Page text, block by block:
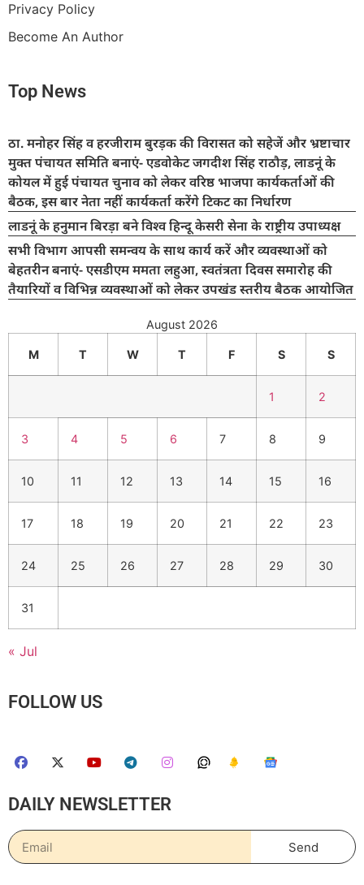
Privacy Policy
Become An Author
Top News
ठा. मनोहर सिंह व हरजीराम बुरड़क की विरासत को सहेजें और भ्रष्टाचार
मुक्त पंचायत समिति बनाएं- एडवोकेट जगदीश सिंह राठौड़, लाडनूं के
कोयल में हुई पंचायत चुनाव को लेकर वरिष्ठ भाजपा कार्यकर्ताओं की
बैठक, इस बार नेता नहीं कार्यकर्ता करेंगे टिकट का निर्धारण
लाडनूं के हनुमान बिरड़ा बने विश्व हिन्दू केसरी सेना के राष्ट्रीय उपाध्यक्ष
सभी विभाग आपसी समन्वय के साथ कार्य करें और व्यवस्थाओं को
बेहतरीन बनाएं- एसडीएम ममता लहुआ, स्वतंत्रता दिवस समारोह की
तैयारियों व विभिन्न व्यवस्थाओं को लेकर उपखंड स्तरीय बैठक आयोजित
August 2026
M T W T F S S
1 2
3 4 5 6 7 8 9
10 11 12 13 14 15 16
17 18 19 20 21 22 23
24 25 26 27 28 29 30
31
« Jul
FOLLOW US
DAILY NEWSLETTER
Send